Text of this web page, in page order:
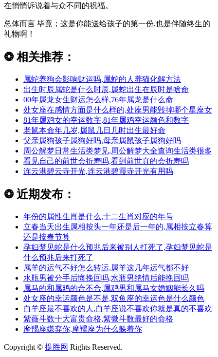
在悄悄诉说着与众不同的祝福。
总体而言 毕竟；这是你能送给孩子的第一份,也是伴随终生的
礼物啊！
❂ 相关推荐：
属蛇养狗会影响财运吗,属蛇的人养猫化解方法
出生时辰属蛇是什么时辰,属蛇出生在辰时是啥命
00年属龙女生财运怎么样,76年属龙是什么命
处女座在感情方面是什么样的,处座男能毁掉哪个星座女
81年属鸡女的幸运数字,81年属鸡幸运颜色和数字
老鼠本命年几岁,属鼠几日几时出生最好命
父亲属狗孩子属狗好吗,母亲属鼠孩子属狗好吗
周公解梦日常生活类梦见,周公解梦大全查询生活类很多
看见自己的前世会折寿吗,看到前世真的会折寿吗
连云港碧云寺开光,连云港碧霞寺开光有用吗
❂ 近期发布：
年份的属性生肖是什么,十二生肖对应的年号
立春当天出生属相按头一年还是后一年的,属相按立春算
还是按春节算
孕妇梦见蛇是什么预兆后来被别人打死了,孕妇梦见蛇是
什么预兆后来打死了
属羊的运气不好怎么转运,属羊这几年运气都不好
水瓶男被分手后悔挽回吗,水瓶男绝情后能挽回吗
属马的和属鸡的合不合,属鸡男和属马女婚姻能长久吗
处女座的幸运颜色是不是,双鱼座的幸运色是什么颜色
白羊座最不喜欢的人,白羊座说不喜欢你就是真的不喜欢
紫薇斗数十大富贵命格,紫微斗数最好的命格
摩羯座嫌弃你,摩羯座为什么躲着你
Copyright © 提胜网 Rights Reserved.